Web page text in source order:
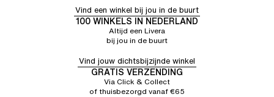
Vind een winkel bij jou in de buurt
100 WINKELS IN NEDERLAND
Altijd een Livera
bij jou in de buurt
Vind jouw dichtsbijzijnde winkel
GRATIS VERZENDING
Via Click & Collect
of thuisbezorgd vanaf €65